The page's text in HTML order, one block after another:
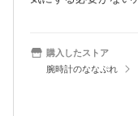
購入したストア
腕時計のななぷれ